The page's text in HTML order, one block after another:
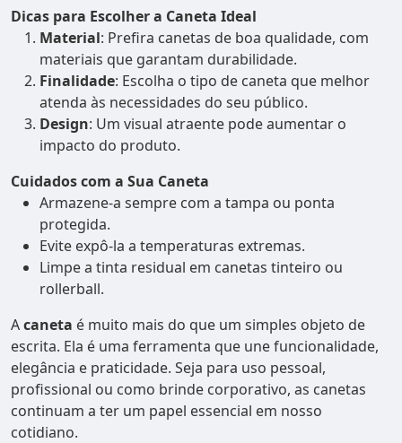
Dicas para Escolher a Caneta Ideal
Material: Prefira canetas de boa qualidade, com
materiais que garantam durabilidade.
Finalidade: Escolha o tipo de caneta que melhor
atenda às necessidades do seu público.
Design: Um visual atraente pode aumentar o
impacto do produto.
Cuidados com a Sua Caneta
Armazene-a sempre com a tampa ou ponta
protegida.
Evite expô-la a temperaturas extremas.
Limpe a tinta residual em canetas tinteiro ou
rollerball.
Acaneta é muito mais do que um simples objeto de
escrita. Ela é uma ferramenta que une funcionalidade,
elegância e praticidade. Seja para uso pessoal,
profissional ou como brinde corporativo, as canetas
continuam a ter um papel essencial em nosso
cotidiano.